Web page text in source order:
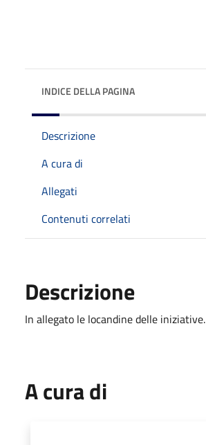
INDICE DELLA PAGINA
Descrizione
A cura di
Allegati
Contenuti correlati
Descrizione
In allegato le locandine delle iniziative.
A cura di